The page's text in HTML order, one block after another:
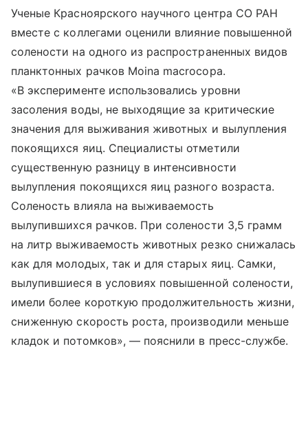
Ученые Красноярского научного центра СО РАН
вместе с коллегами оценили влияние повышенной
солености на одного из распространенных видов
планктонных рачков Moina macrocopa.
«В эксперименте использовались уровни
засоления воды, не выходящие за критические
значения для выживания животных и вылупления
покоящихся яиц. Специалисты отметили
существенную разницу в интенсивности
вылупления покоящихся яиц разного возраста.
Соленость влияла на выживаемость
вылупившихся рачков. При солености 3,5 грамм
на литр выживаемость животных резко снижалась
как для молодых, так и для старых яиц. Самки,
вылупившиеся в условиях повышенной солености,
имели более короткую продолжительность жизни,
сниженную скорость роста, производили меньше
кладок и потомков», — пояснили в пресс-службе.